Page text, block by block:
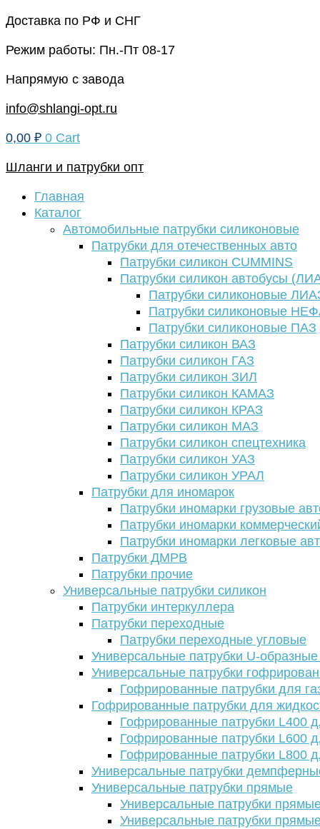
Перейти
содержимому
Доставка по РФ и СНГ
Режим работы: Пн.-Пт 08-17
Напрямую с завода
info@shlangi-opt.ru
0,00 ₽ 0 Cart
Шланги и патрубки опт
Главная
Каталог
Автомобильные патрубки силиконовые
Патрубки для отечественных авто
Патрубки силикон CUMMINS
Патрубки силикон автобусы
Патрубки силиконовые
Патрубки силиконовые
Патрубки силиконовые ПАЗ
Патрубки силикон ВАЗ
Патрубки силикон ГАЗ
Патрубки силикон ЗИЛ
Патрубки силикон КАМАЗ
Патрубки силикон КРАЗ
Патрубки силикон МАЗ
Патрубки силикон спецтехника
Патрубки силикон УАЗ
Патрубки силикон УРАЛ
Патрубки для иномарок
Патрубки иномарки грузовые
Патрубки иномарки
Патрубки иномарки легковые
Патрубки ДМРВ
Патрубки прочие
Универсальные патрубки силикон
Патрубки интеркуллера
Патрубки переходные
Патрубки переходные угловые
Универсальные патрубки U-
Универсальные патрубки
Гофрированные патрубки для
Гофрированные патрубки для
Гофрированные патрубки L400
Гофрированные патрубки L600
Гофрированные патрубки L800
Универсальные патрубки
Универсальные патрубки прямые
Универсальные патрубки
Универсальные патрубки